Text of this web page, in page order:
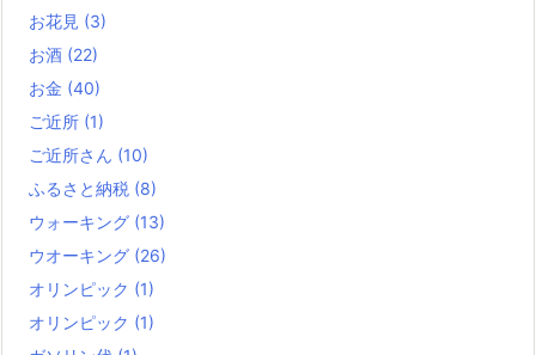
お花見 (3)
お酒 (22)
お金 (40)
ご近所 (1)
ご近所さん (10)
ふるさと納税 (8)
ウォーキング (13)
ウオーキング (26)
オリンピック (1)
オリンピック (1)